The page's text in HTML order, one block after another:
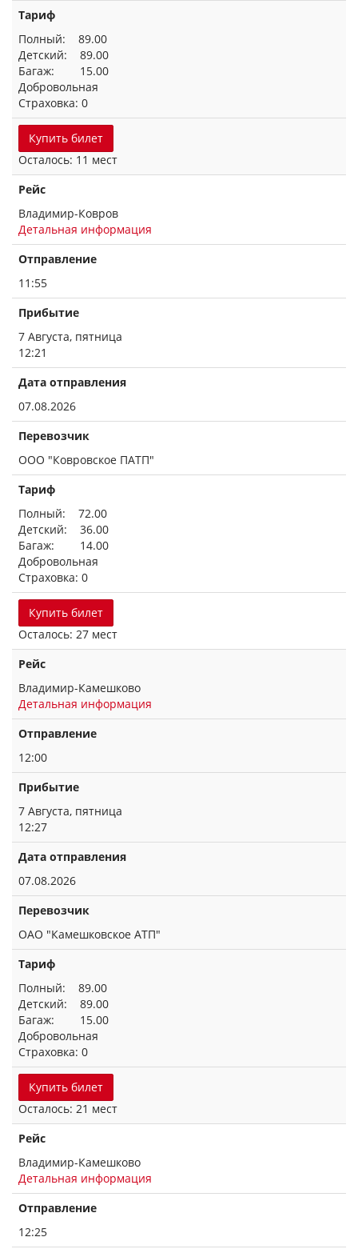
Тариф
Полный: 89.00
Детский: 89.00
Багаж: 15.00
Добровольная
Страховка: 0
Купить билет
Осталось: 11 мест
Рейс
Владимир-Ковров
Детальная информация
Отправление
11:55
Прибытие
7 Августа, пятница
12:21
Дата отправления
07.08.2026
Перевозчик
ООО "Ковровское ПАТП"
Тариф
Полный: 72.00
Детский: 36.00
Багаж: 14.00
Добровольная
Страховка: 0
Купить билет
Осталось: 27 мест
Рейс
Владимир-Камешково
Детальная информация
Отправление
12:00
Прибытие
7 Августа, пятница
12:27
Дата отправления
07.08.2026
Перевозчик
ОАО "Камешковское АТП"
Тариф
Полный: 89.00
Детский: 89.00
Багаж: 15.00
Добровольная
Страховка: 0
Купить билет
Осталось: 21 мест
Рейс
Владимир-Камешково
Детальная информация
Отправление
12:25